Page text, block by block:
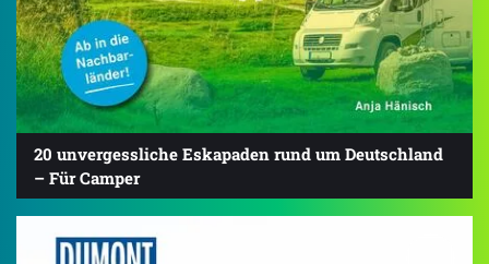
20 unvergessliche Eskapaden rund um Deutschland
– Für Camper